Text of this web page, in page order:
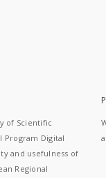
of Scientific
Program Digital
and usefulness of
Regional